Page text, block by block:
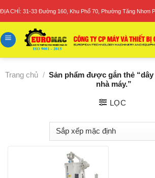
ĐỊA CHỈ: 31-33 Đường 160, Khu Phố 70, Phường Tăng Nhơn
Trang chủ / Sản phẩm được gắn thẻ
nhà máy.”
LỌC